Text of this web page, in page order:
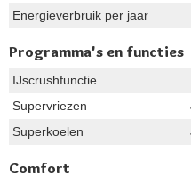
Energieverbruik per jaar
Programma's en functies
IJscrushfunctie
Supervriezen
Superkoelen
Comfort